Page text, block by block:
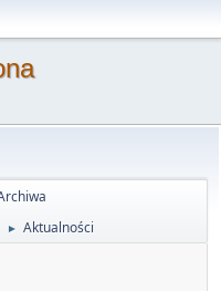
► Aktualności